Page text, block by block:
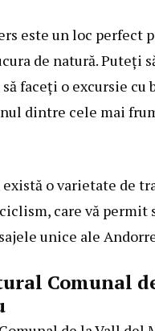
este un loc perfect
de natură. Puteți
faceți o excursie cu
dintre cele mai
o varietate de
care vă permit
unice ale
Comunal